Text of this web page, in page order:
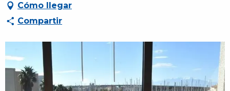
Cómo llegar
Compartir